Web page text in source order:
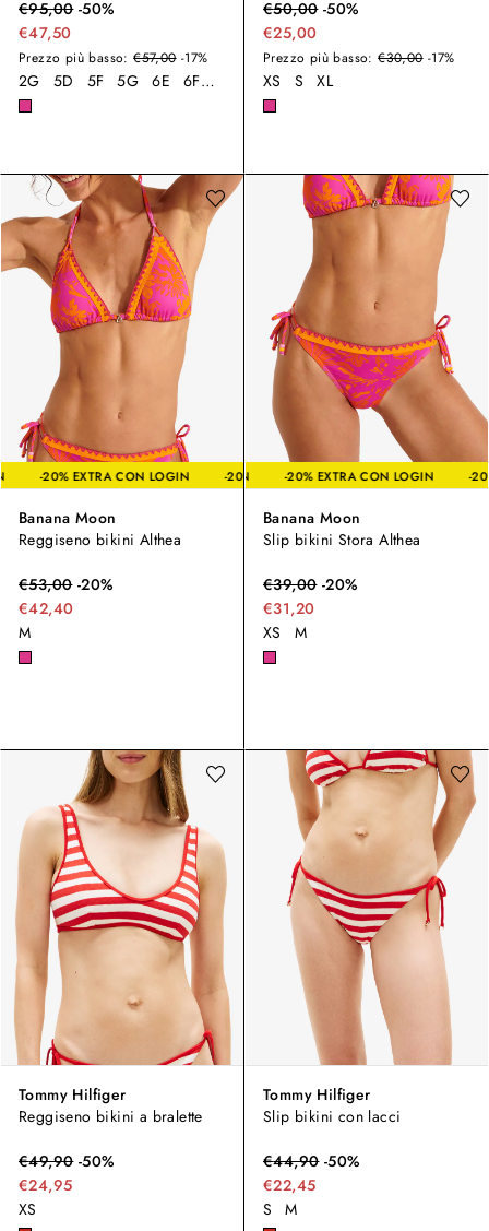
€95,00-50%
€47,50
Prezzo più basso:€57,00-17%
2G 5D 5F 5G 6E 6F 7D 7E
€50,00-50%
€25,00
Prezzo più basso:€30,00-17%
XS S XL
CON LOGIN -20% EXTRA CON LOGIN -20% EXTRA CON LOGIN
Banana Moon
Reggiseno bikini Althea
€53,00-20%
€42,40
M
-20% EXTRA CON LOGIN -20% EXTRA CON
Banana Moon
Slip bikini Stora Althea
€39,00-20%
€31,20
XS
M
Tommy Hilfiger
Reggiseno bikini a bralette
€49,90-50%
€24,95
XS
Tommy Hilfiger
Slip bikini con lacci
€44,90-50%
€22,45
S
M